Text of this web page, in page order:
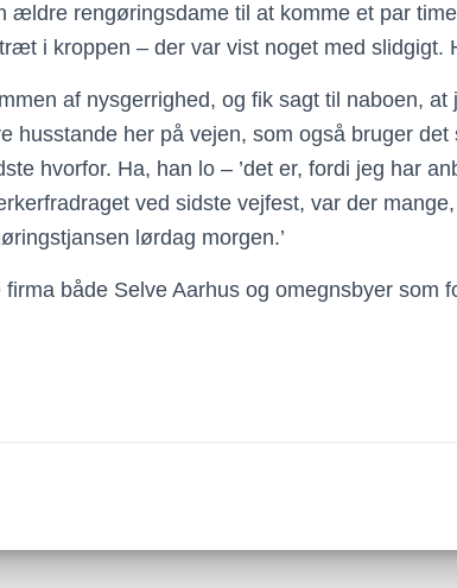
ældre rengøringsdame til at komme et par
i kroppen – der var vist noget med slidgigt.
af nysgerrighed, og fik sagt til naboen, at
husstande her på vejen, som også bruger det
hvorfor. Ha, han lo – ’det er, fordi jeg har
ved sidste vejfest, var der
lørdag morgen.’
både Selve Aarhus og omegnsbyer som